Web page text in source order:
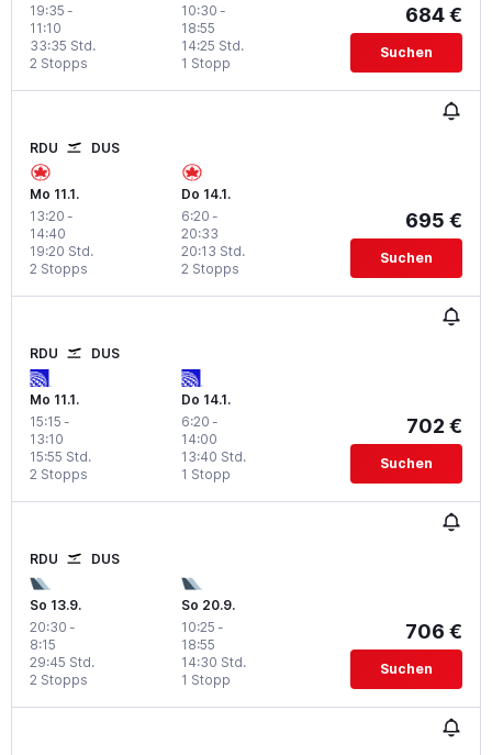
19:35 -
11:10
2 Stopps
33:35 Std.
10:30 -
18:55
1 Stopp
14:25 Std.
684 €
Suchen
RDU DUS
Mo 11.1.
13:20 -
14:40
2 Stopps
19:20 Std.
Do 14.1.
6:20 -
20:33
2 Stopps
20:13 Std.
695 €
Suchen
RDU DUS
Mo 11.1.
15:15 -
13:10
2 Stopps
15:55 Std.
Do 14.1.
6:20 -
14:00
1 Stopp
13:40 Std.
702 €
Suchen
RDU DUS
So 13.9.
20:30 -
8:15
2 Stopps
29:45 Std.
So 20.9.
10:25 -
18:55
1 Stopp
14:30 Std.
706 €
Suchen